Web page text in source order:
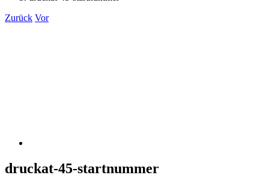
Zurück Vor
druckat-45-startnummer